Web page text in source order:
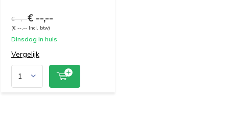
€ --,--€ --,--
(€ --,-- Incl. btw)
Dinsdag in huis
Vergelijk